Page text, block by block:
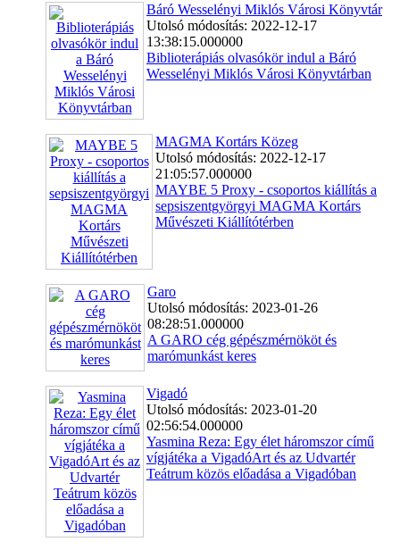
Báró Wesselényi Miklós Városi Könyvtár
Utolsó módosítás: 2022-12-17
13:38:15.000000
Biblioterápiás olvasókör indul a Báró
Wesselényi Miklós Városi Könyvtárban
MAGMA Kortárs Közeg
Utolsó módosítás: 2022-12-17
21:05:57.000000
MAYBE 5 Proxy - csoportos kiállítás a
sepsiszentgyörgyi MAGMA Kortárs
Művészeti Kiállítótérben
Garo
Utolsó módosítás: 2023-01-26
08:28:51.000000
A GARO cég gépészmérnököt és
marómunkást keres
Vigadó
Utolsó módosítás: 2023-01-20
02:56:54.000000
Yasmina Reza: Egy élet háromszor című
vígjátéka a VigadóArt és az Udvartér
Teátrum közös előadása a Vigadóban